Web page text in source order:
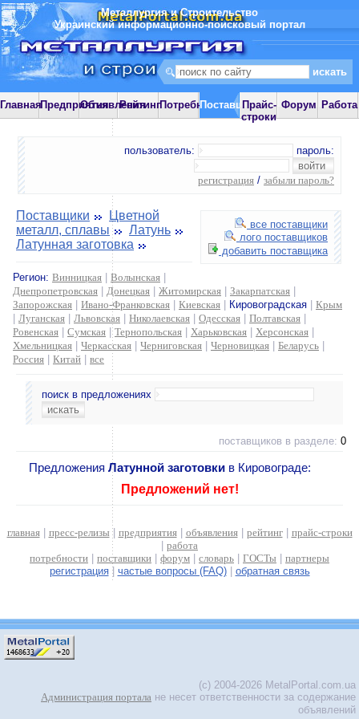
Металлургия и Строительство
Украинский информационно-поисковый портал
ГлавнаяПредприятияОбъявления
РейтингПотребностиПоставщики
Прайс-
строки
Форум Работа
пользователь: пароль:
регистрация / забыли пароль?
все поставщики
лого поставщиков
добавить поставщика
Поставщики
Цветной
металл, сплавы
Латунь
Латунная заготовка
Регион: Винницкая Волынская
Днепропетровская
Донецкая Житомирская Закарпатская
Запорожская
Ивано-Франковская Киевская Кировоградская
Крым
Луганская Львовская Николаевская Одесская Полтавская
Ровенская
Сумская |Тернопольская Харьковская Херсонская
Хмельницкая
Черкасская Черниговская Черновицкая Беларусь
Россия
Китай все
поиск в предложениях
поставщиков в разделе: 0
Предложения Латунной заготовки в Кировограде:
Предложений нет!
главная| пресс-релизы | предприятия| объявления| рейтинг| прайс-строки
работа
потребности
поставщики форум словарь ГОСТы
партнеры
регистрация| частые вопросы (FAQ)| обратная связь
(c) 2004-2026 MetalPortal.com.ua
Администрация портала не несет ответственности за содержание
объявлений